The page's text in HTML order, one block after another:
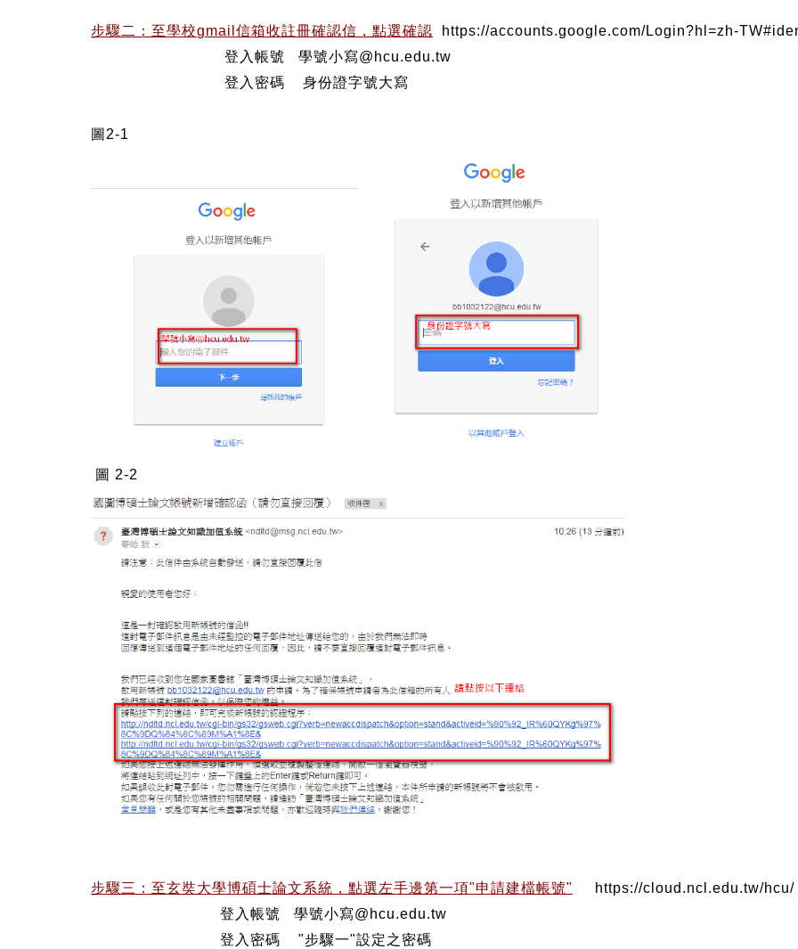
步驟二：至學校gmail信箱收註冊確認信，點選確認
https://accounts.google.com/Login?hl=zh-
登入帳號 學號小寫@hcu.edu.tw
登入密碼 身份證字號大寫
圖2-1
圖 2-2
步驟三：至玄奘大學博碩士論文系統，點選左手邊第一項"申請建檔帳號"
https://cloud.ncl.edu.tw/hcu/
登入帳號 學號小寫@hcu.edu.tw
登入密碼 "步驟一"設定之密碼